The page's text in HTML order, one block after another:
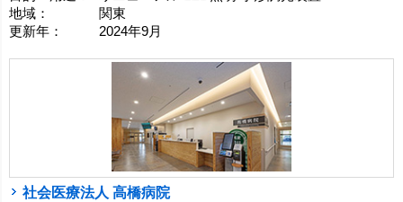
地域：
関東
更新年：
2024年9月
社会医療法人 高橋病院